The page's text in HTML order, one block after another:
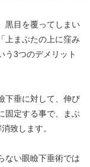
黒目を覆ってしまい
上まぶたの上に窪み
う3つのデメリット
下垂に対して、伸び
固定する事で、まぶ
致します。
ない眼瞼下垂術では